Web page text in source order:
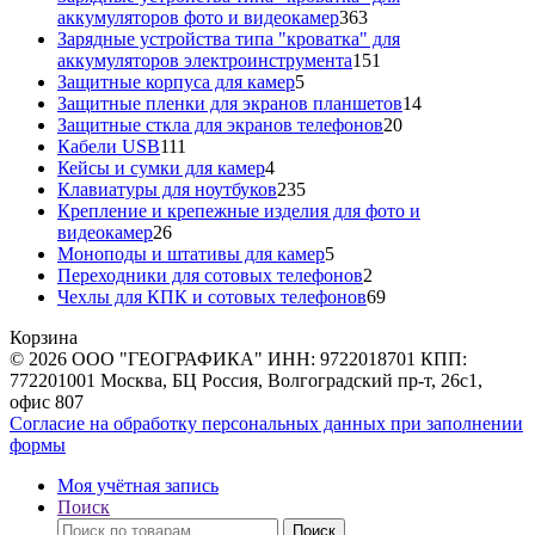
аккумуляторов фото и видеокамер363363
товара
Зарядные устройства типа "кроватка" для
аккумуляторов электроинструмента151
Защитные корпуса для камер55
товаров
Защитные пленки для экранов планшетов1414
Защитные сткла для экранов телефонов2020
Кабели USB111
товаров
Кейсы и сумки для камер44
товара
Клавиатуры для ноутбуков235235
товаров
Крепление и крепежные изделия для фото и
видеокамер2626
товаров
Моноподы и штативы для камер55
товаров
Переходники для сотовых телефонов2
товара
Чехлы для КПК и сотовых телефонов6969
Корзина
© 2026 ООО "ГЕОГРАФИКА" ИНН: 9722018701 КПП:
772201001 Москва, БЦ Россия, Волгоградский пр-т, 26с1,
офис 807
Согласие на обработку персональных данных при заполнении
формы
Моя учётная запись
Поиск
Искать:
Поиск